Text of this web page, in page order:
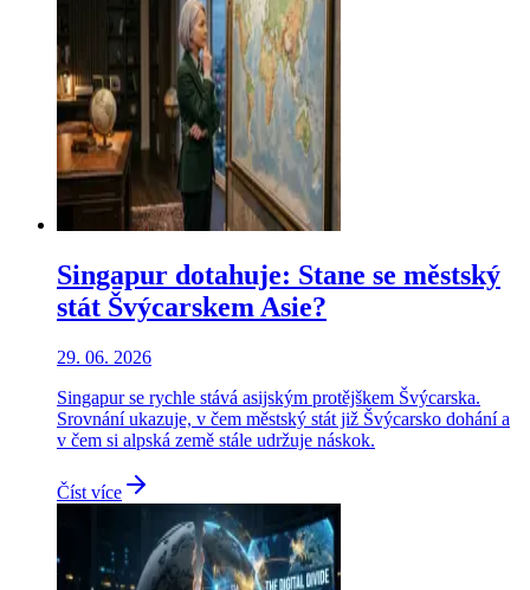
Singapur dotahuje: Stane se městský
stát Švýcarskem Asie?
29. 06. 2026
Singapur se rychle stává asijským protějškem Švýcarska.
Srovnání ukazuje, v čem městský stát již Švýcarsko dohání a
v čem si alpská země stále udržuje náskok.
Číst více